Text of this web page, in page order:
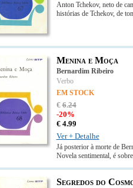
Anton Tchekov, neto de
histórias de Tchekov, de
Menina e Moça
Bernardim Ribeiro
Verbo
EM STOCK
€6.24
-20%
€ 4.99
Ver + Detalhe
Já posterior à morte de
Novela sentimental, é
Segredos do